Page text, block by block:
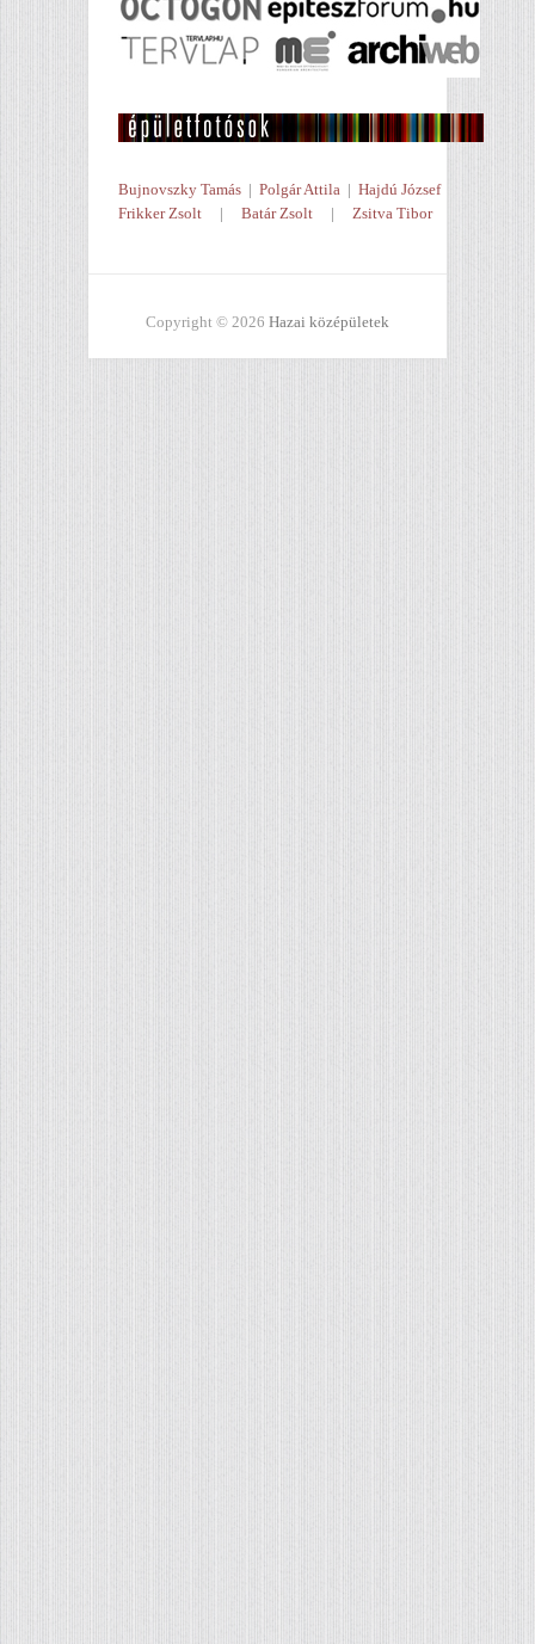
Bujnovszky Tamás | Polgár Attila | Hajdú József
Frikker Zsolt | Batár Zsolt | Zsitva Tibor
Copyright © 2026 Hazai középületek